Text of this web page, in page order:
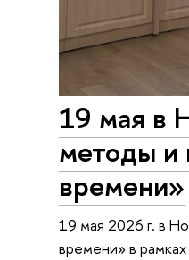
19 мая в
методы и
времени»
19 мая 2026 г. в
времени» в